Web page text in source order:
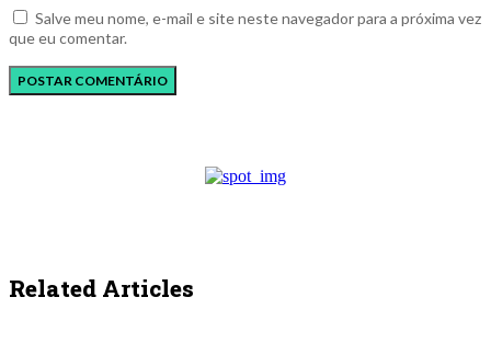
Salve meu nome, e-mail e site neste navegador para a próxima vez
que eu comentar.
Related Articles